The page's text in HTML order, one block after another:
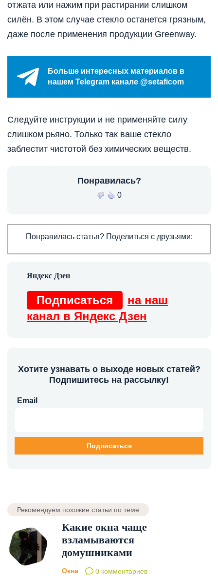
отжата или нажим при растирании слишком
силён. В этом случае стекло останется грязным,
даже после применения продукции Greenway.
Больше интересных материалов в
нашем Telegram канале @setaficom
Следуйте инструкции и не применяйте силу
слишком рьяно. Только так ваше стекло
заблестит чистотой без химических веществ.
Понравилась?
0
Понравилась статья? Поделиться с друзьями:
Подписаться
на наш
канал в Яндекс Дзен
Хотите узнавать о выходе новых статей?
Подпишитесь на рассылку!
Email
Рекомендуем похожие статьи по теме
Какие окна чаще
взламываются
домушниками
Окна 0 комментариев